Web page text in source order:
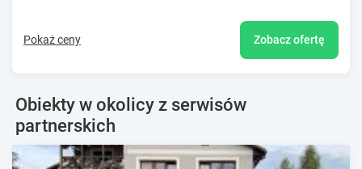
Pokaż ceny Zobacz ofertę
Obiekty w okolicy z serwisów
partnerskich